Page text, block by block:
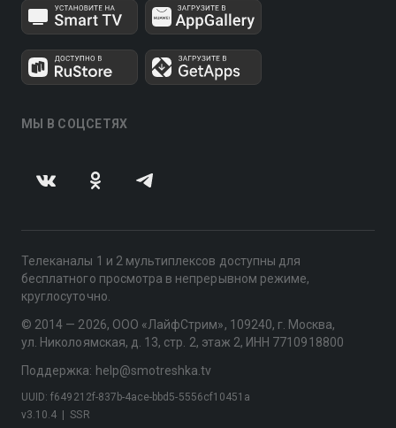
МЫ В СОЦСЕТЯХ
Телеканалы 1 и 2 мультиплексов доступны для
бесплатного просмотра в непрерывном режиме,
круглосуточно.
© 2014 — 2026, ООО «ЛайфСтрим», 109240, г. Москва,
ул. Николоямская, д. 13, стр. 2, этаж 2, ИНН 7710918800
Поддержка: help@smotreshka.tv
v3.10.4 SSR
UUID: f649212f-837b-4ace-bbd5-5556cf10451a